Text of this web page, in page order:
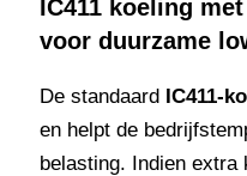
IC411 koeling
voor duurzame
De standaard IC411-
en helpt de
belasting. Indien